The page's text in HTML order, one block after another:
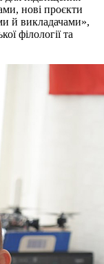
нові проєкти
й викладачами»,
філології та